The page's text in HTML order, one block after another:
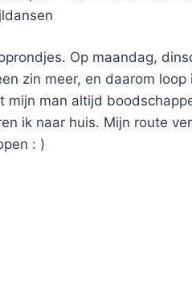
Op maandag,
zin meer, en daarom
mijn man altijd
ik naar huis. Mijn route
: )